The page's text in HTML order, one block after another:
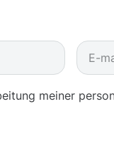
meiner